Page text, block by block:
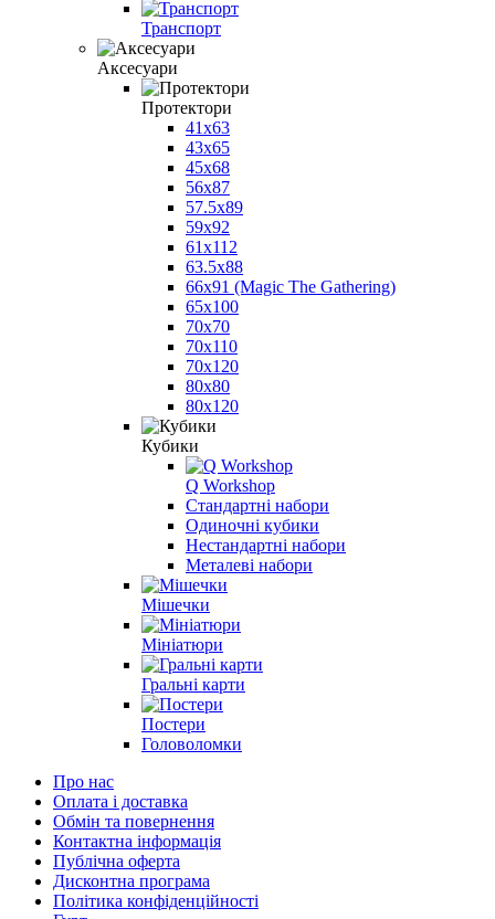
Транспорт
Аксесуари
Протектори
41x63
43x65
45x68
56x87
57.5x89
59x92
61x112
63.5x88
66x91 (Magic The Gathering)
65x100
70x70
70x110
70x120
80x80
80x120
Кубики
Q Workshop
Стандартні набори
Одиночні кубики
Нестандартні набори
Металеві набори
Мішечки
Мініатюри
Гральні карти
Постери
Головоломки
Про нас
Оплата і доставка
Обмін та повернення
Контактна інформація
Публічна оферта
Дисконтна програма
Політика конфіденційності